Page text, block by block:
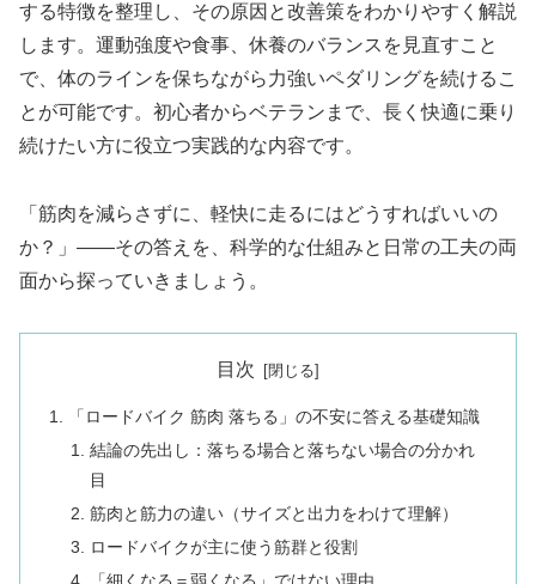
する特徴を整理し、その原因と改善策をわかりやすく解説
します。運動強度や食事、休養のバランスを見直すこと
で、体のラインを保ちながら力強いペダリングを続けるこ
とが可能です。初心者からベテランまで、長く快適に乗り
続けたい方に役立つ実践的な内容です。
「筋肉を減らさずに、軽快に走るにはどうすればいいの
か？」――その答えを、科学的な仕組みと日常の工夫の両
面から探っていきましょう。
目次
「ロードバイク 筋肉 落ちる」の不安に答える基礎知識
結論の先出し：落ちる場合と落ちない場合の分かれ
目
筋肉と筋力の違い（サイズと出力をわけて理解）
ロードバイクが主に使う筋群と役割
「細くなる＝弱くなる」ではない理由